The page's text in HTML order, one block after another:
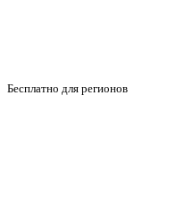
Бесплатно для регионов